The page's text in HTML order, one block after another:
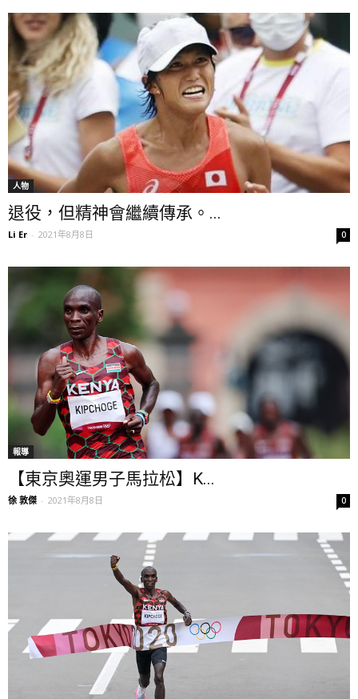
人物
退役，但精神會繼續傳承。...
Li Er - 2021年8月8日 0
報導
【東京奧運男子馬拉松】K...
徐 敦傑 - 2021年8月8日 0